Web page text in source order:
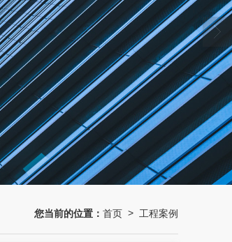
您当前的位置： 首页 > 工程案例